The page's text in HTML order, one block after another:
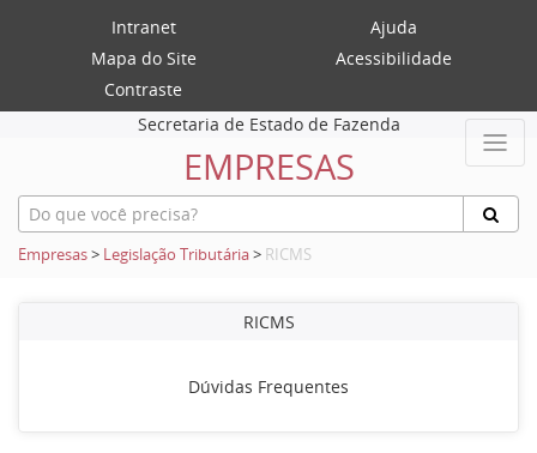
Intranet
Ajuda
Mapa do Site
Acessibilidade
Contraste
Secretaria de Estado de Fazenda
EMPRESAS
Empresas> Legislação Tributária> RICMS
RICMS
Dúvidas Frequentes